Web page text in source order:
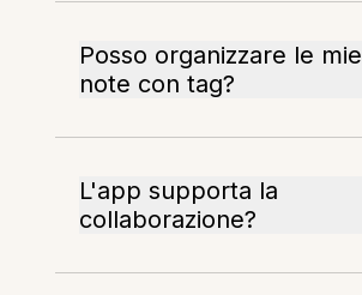
Posso organizzare le mie
note con tag?
L'app supporta la
collaborazione?